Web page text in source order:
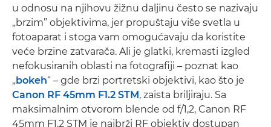
u odnosu na njihovu žižnu daljinu često se nazivaju
„brzim” objektivima, jer propuštaju više svetla u
fotoaparat i stoga vam omogućavaju da koristite
veće brzine zatvarača. Ali je glatki, kremasti izgled
nefokusiranih oblasti na fotografiji – poznat kao
„bokeh“ – gde brzi portretski objektivi, kao što je
Canon RF 45mm F1.2 STM, zaista briljiraju. Sa
maksimalnim otvorom blende od f/1,2, Canon RF
45mm F1.2 STM je najbrži RF objektiv dostupan